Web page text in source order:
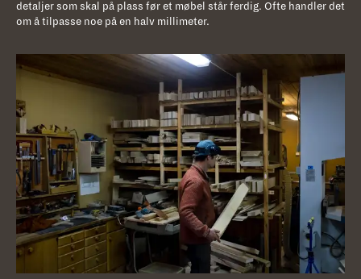
detaljer som skal på plass før et møbel står ferdig. Ofte handler det
om å tilpasse noe på en halv millimeter.